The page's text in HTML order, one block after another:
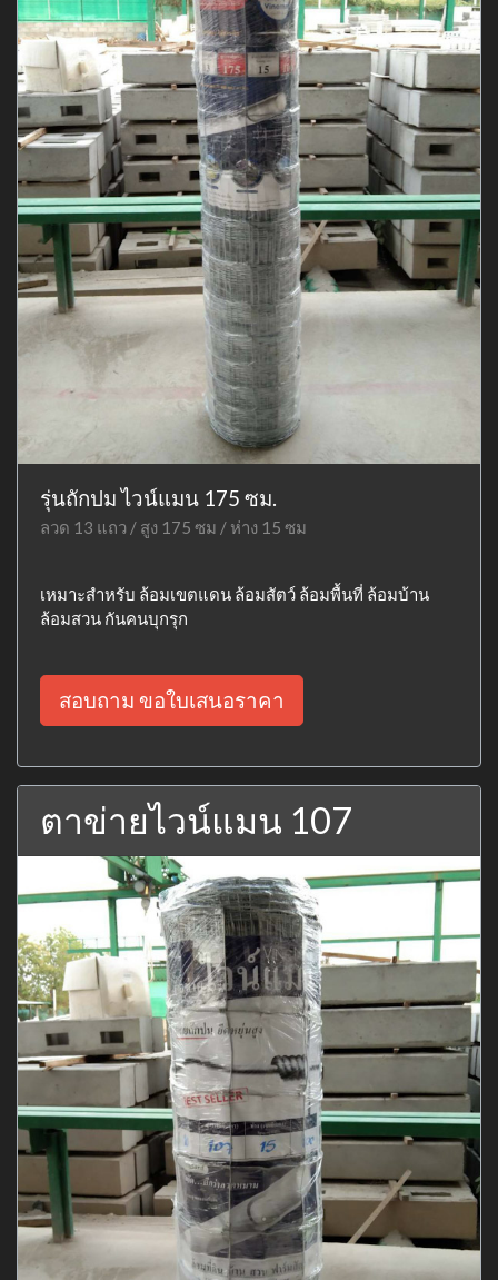
รุ่นถักปม ไวน์แมน 175 ซม.
ลวด 13 แถว / สูง 175 ซม / ห่าง 15 ซม
เหมาะสำหรับ ล้อมเขตแดน ล้อมสัตว์ ล้อมพื้นที่ ล้อมบ้าน
ล้อมสวน กันคนบุกรุก
สอบถาม ขอใบเสนอราคา
ตาข่ายไวน์แมน 107